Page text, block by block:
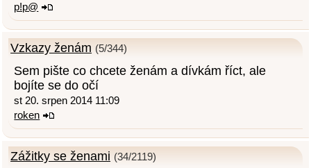
p!p@
Vzkazy ženám (5/344)
Sem pište co chcete ženám a dívkám říct, ale
bojíte se do očí
st 20. srpen 2014 11:09
roken
Zážitky se ženami (34/2119)